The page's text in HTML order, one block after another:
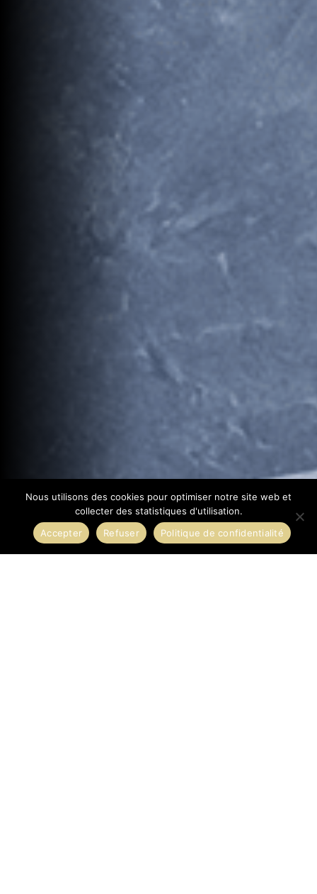
Nous utilisons des cookies pour optimiser notre site web et
collecter des statistiques d'utilisation.
Accepter
Refuser Politique de confidentialité